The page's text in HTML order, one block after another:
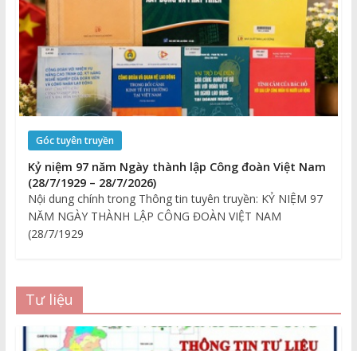
Góc tuyên truyền
Kỷ niệm 97 năm Ngày thành lập Công đoàn Việt Nam
(28/7/1929 – 28/7/2026)
Nội dung chính trong Thông tin tuyên truyền: KỶ NIỆM 97
NĂM NGÀY THÀNH LẬP CÔNG ĐOÀN VIỆT NAM
(28/7/1929
Tư liệu